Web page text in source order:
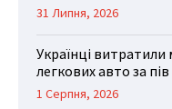
31 Липня, 2026
Українці витратили
легкових авто за
1 Серпня, 2026